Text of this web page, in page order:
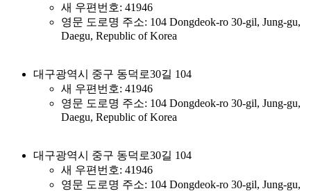
새 우편번호: 41946
영문 도로명 주소: 104 Dongdeok-ro 30-gil, Jung-gu,
Daegu, Republic of Korea
대구광역시 중구 동덕로30길 104
새 우편번호: 41946
영문 도로명 주소: 104 Dongdeok-ro 30-gil, Jung-gu,
Daegu, Republic of Korea
대구광역시 중구 동덕로30길 104
새 우편번호: 41946
영문 도로명 주소: 104 Dongdeok-ro 30-gil, Jung-gu,